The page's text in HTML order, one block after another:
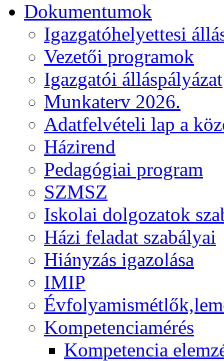
Dokumentumok
Igazgatóhelyettesi
Vezetői programok
Igazgatói álláspályázat
Munkaterv 2026.
Adatfelvételi lap a
Házirend
Pedagógiai program
SZMSZ
Iskolai dolgozatok
Házi feladat szabályai
Hiányzás igazolása
IMIP
Kompetenciamérés
Kompetencia